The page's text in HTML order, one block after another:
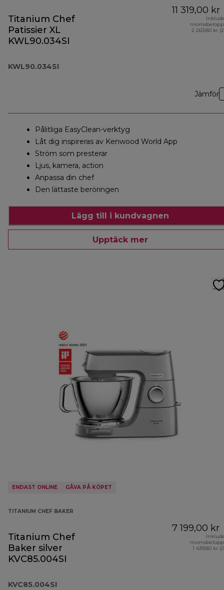
Titanium Chef
Patissier XL
KWL90.034SI
KWL90.034SI
11 319,00 kr
2 263,80 kr
Jämför
Pålitliga EasyClean-verktyg
Låt dig inspireras av Kenwood World App
Ström som presterar
Ljus, kamera, action
Anpassa din chef
Den lättaste beröringen
Lägg till i kundvagnen
Upptäck mer
ENDAST ONLINE GÅVA PÅ KÖPET
TITANIUM CHEF BAKER
Titanium Chef
Baker silver
KVC85.004SI
KVC85.004SI
7 199,00 kr
1 439,80 kr